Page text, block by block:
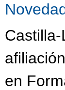
en